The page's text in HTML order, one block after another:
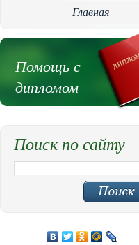
Главная
Помощь с
дипломом
Поиск по сайту